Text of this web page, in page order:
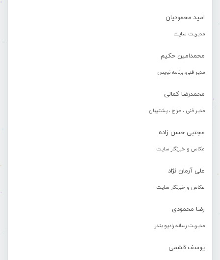
امید محمودیان
مدیریت سایت
محمدامین حکیم
مدیر فنی، برنامه نویس
محمدرضا کمالی
مدیر فنی ، طراح ، پشتیبان
مجتبی حسن زاده
عکاس و خبرنگار سایت
علی آرمان نژاد
عکاس و خبرنگار سایت
رضا محمودی
مدیریت رسانه رادیو بندر
یوسف قشمی